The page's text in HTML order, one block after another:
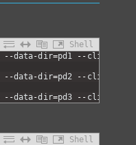
Shell
--data-dir=pd1 -- client
--data-dir=pd2 -- client
--data-dir=pd3 -- client
Shell